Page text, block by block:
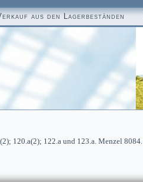
aus den Lagerbeständen
120.a(2); 122.a und 123.a. Menzel 8084.